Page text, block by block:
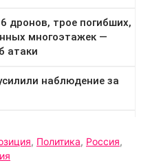
,Политика,Россия